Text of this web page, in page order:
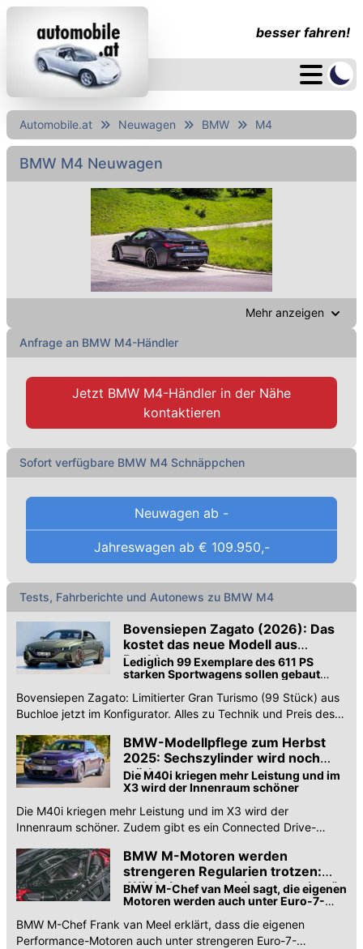
besser fahren!
Automobile.at Neuwagen BMW M4
BMW M4 Neuwagen
Autokauf leicht gemacht: Preise, technische Daten,
Verbrauch, Abmessungen, Ausstattungen etc. von
beste Auto kaufen!
Hier finden Sie die Preisliste und die Datenblätter
sämtlicherBMW M4-Modellvarianten, die momentan
im Oktober 2022 in Österreich als Neuwagen erhältlich
sind.
Stöbern Sie auch in unserem Angebot an günstigen
BMW M4 Gebrauchtwagen.
Mehr anzeigen
Anfrage an BMW M4-Händler
Jetzt BMW M4-Händler in der Nähe
kontaktieren
Sofort verfügbare BMW M4 Schnäppchen
Neuwagen ab -
Jahreswagen ab € 109.950,-
Tests, Fahrberichte und Autonews zu BMW M4
Bovensiepen Zagato (2026): Das
kostet das neue Modell aus
Buchloe
Lediglich 99 Exemplare des 611 PS
starken Sportwagens sollen gebaut
Bovensiepen Zagato: Limitierter Gran Turismo (99 Stück) aus
Buchloe jetzt im Konfigurator. Alles zu Technik und Preis des
BMW-Modellpflege zum Herbst
2025: Sechszylinder wird noch
stärker
Die M40i kriegen mehr Leistung und im
X3 wird der Innenraum schöner
Die M40i kriegen mehr Leistung und im X3 wird der
Innenraum schöner. Zudem gibt es ein Connected Drive-
BMW M-Motoren werden
strengeren Regularien trotzen:
„Wir haben vor, weiterzumachen“
BMW M-Chef van Meel sagt, die eigenen
Motoren werden auch unter Euro-7-
BMW M-Chef Frank van Meel erklärt, dass die eigenen
Performance-Motoren auch unter strengeren Euro-7-